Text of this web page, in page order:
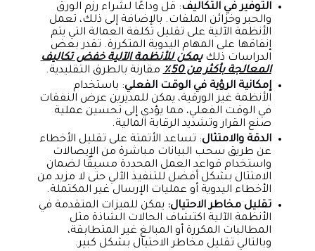
التوفير في التكاليف: قل وداعًا لشراء رزم الورق
والحبر وخزائن الملفات. بالإضافة إلى ذلك، تعمل
الأنظمة الآلية على تقليل تكلفة العمالة التي يتم
إنفاقها على المهام اليدوية المتكررة. تقدر بعض
الدراسات ذلكيمكن للأنظمة الآلية خفض تكاليف
المعالجة بأكثر من 50٪
مقارنة بالطرق التقليدية.
إمكانية الرؤية في الوقت الفعلي: باستخدام
الأنظمة غير الورقية، يمكن للمديرين عرض النفقات
في الوقت الفعلي، مما يؤدي إلى تحسين عملية
صنع القرار وتشديد الرقابة المالية.
الدقة والامتثال: تساعد الأتمتة على تقليل الأخطاء
عن طريق سحب البيانات مباشرة من الإيصالات
واستخدام قواعد العمل المحددة مسبقًا لضمان
الامتثال بشكل أفضل للتنفيذ الآلي حتى لا مزيد من
الأخطاء اليدوية أو عمليات الإرسال غير المكتملة.
تقليل مخاطر الاحتيال: يمكن للميزات المتقدمة في
الأنظمة الآلية اكتشاف الحالات الشاذة مثل
المطالبات المكررة أو المبالغ غير المتطابقة،
وبالتالي تقليل مخاطر الاحتيال بشكل كبير.